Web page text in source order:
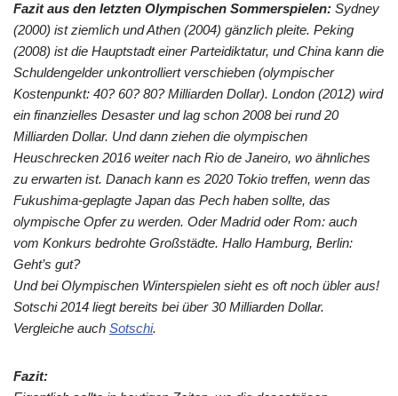
Fazit aus den letzten Olympischen Sommerspielen: Sydney
(2000) ist ziemlich und Athen (2004) gänzlich pleite. Peking
(2008) ist die Hauptstadt einer Parteidiktatur, und China kann die
Schuldengelder unkontrolliert verschieben (olympischer
Kostenpunkt: 40? 60? 80? Milliarden Dollar). London (2012) wird
ein finanzielles Desaster und lag schon 2008 bei rund 20
Milliarden Dollar. Und dann ziehen die olympischen
Heuschrecken 2016 weiter nach Rio de Janeiro, wo ähnliches
zu erwarten ist. Danach kann es 2020 Tokio treffen, wenn das
Fukushima-geplagte Japan das Pech haben sollte, das
olympische Opfer zu werden. Oder Madrid oder Rom: auch
vom Konkurs bedrohte Großstädte. Hallo Hamburg, Berlin:
Geht’s gut?
Und bei Olympischen Winterspielen sieht es oft noch übler aus!
Sotschi 2014 liegt bereits bei über 30 Milliarden Dollar.
Vergleiche auch Sotschi.
Fazit: